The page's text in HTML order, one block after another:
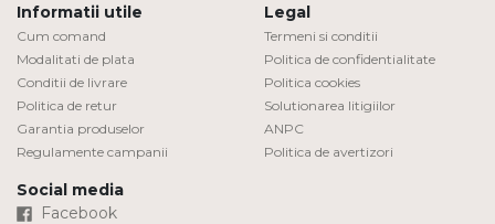
Informatii utile
Cum comand
Modalitati de plata
Conditii de livrare
Politica de retur
Garantia produselor
Regulamente campanii
Legal
Termeni si conditii
Politica de confidentialitate
Politica cookies
Solutionarea litigiilor
ANPC
Politica de avertizori
Social media
Facebook